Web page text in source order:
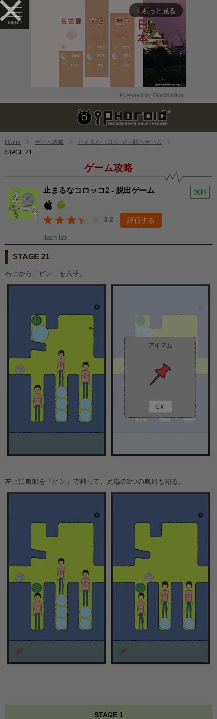
arrow_forward_ios もっと見る
Mute
Powered by GliaStudios
Home ゲーム攻略
止まるなコロッコ2 - 脱出ゲーム
STAGE 21
ゲーム攻略
止まるなコロッコ2 - 脱出ゲーム 無料
3.2 評価する
itach lab
STAGE 21
右上から「ピン」を入手。
左上に風船を「ピン」で割って、足場の3つの風船も割る。
STAGE 1